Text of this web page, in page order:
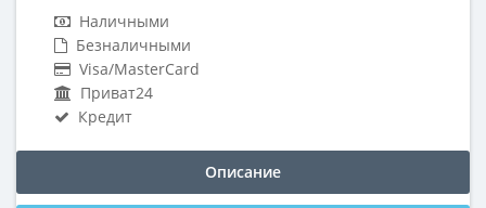
Наличными
Безналичными
Visa/MasterCard
Приват24
Кредит
Описание